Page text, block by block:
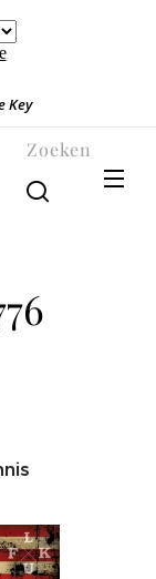
Key❤️
Zoeken